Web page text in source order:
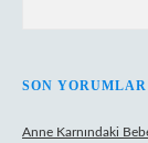
SON YORUMLAR
Anne Karnındaki